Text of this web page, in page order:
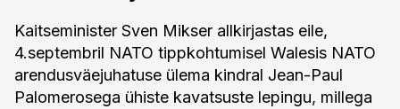
Kaitseminister Sven Mikser allkirjastas eile,
4.septembril NATO tippkohtumisel Walesis NATO
arendusväejuhatuse ülema kindral Jean-Paul
Palomerosega ühiste kavatsuste lepingu, millega